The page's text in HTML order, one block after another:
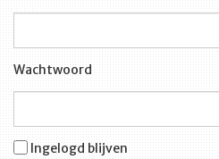
Wachtwoord
Ingelogd blijven